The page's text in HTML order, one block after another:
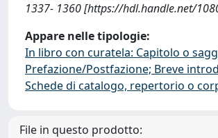
1337- 1360 [https://hdl.handle.net/
Appare nelle tipologie:
In libro con curatela: Capitolo o
Prefazione/Postfazione; Breve
Schede di catalogo, repertorio o
File in questo prodotto: